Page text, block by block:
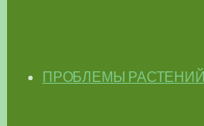
ПРОБЛЕМЫ РАСТЕНИЙ